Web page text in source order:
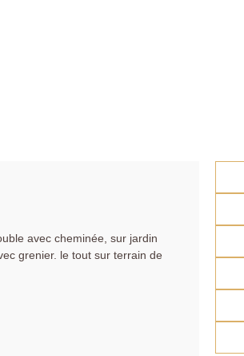
avec cheminée, sur jardin
grenier. le tout sur terrain de